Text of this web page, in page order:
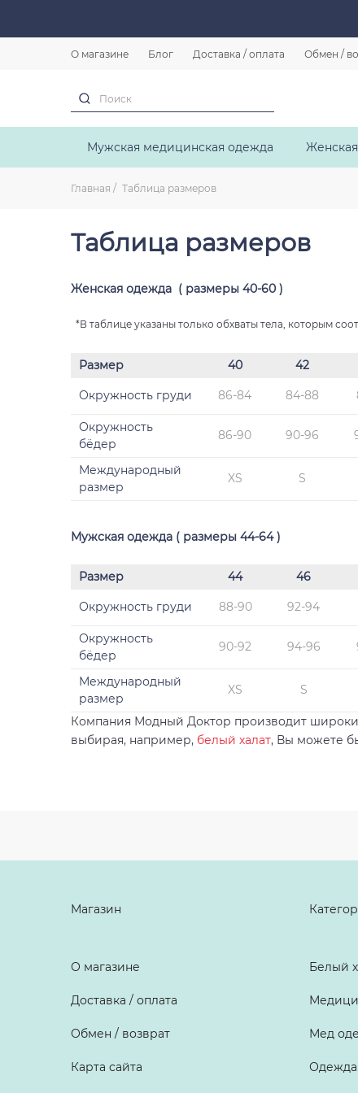
О магазине Блог Доставка / оплата Обмен /
Мужская медицинская одежда
Главная Таблица размеров
Таблица размеров
Женская одежда ( размеры 40-60 )
*В таблице указаны только обхваты тела, которым
Размер 40 42
Окружность груди 86-84 84-88
Окружность
бёдер
86-90 90-96
Международный
размер
XS S
Мужская одежда ( размеры 44-64 )
Размер 44 46
Окружность груди 88-90 92-94
Окружность
бёдер
90-92 94-96
Международный
размер
XS S
Компания Модный Доктор производит
выбирая, например, белый халат, Вы можете
Магазин
О магазине
Доставка / оплата
Обмен / возврат
Карта сайта
Белый
Мед
Одежда